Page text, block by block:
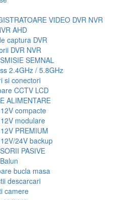
VIDEO DVR NVR
AHD
captura DVR
DVR NVR
SEMNAL
2.4GHz / 5.8GHz
si conectori
CCTV LCD
ALIMENTARE
compacte
modulare
PREMIUM
24V backup
PASIVE
bucla masa
descarcari
camere